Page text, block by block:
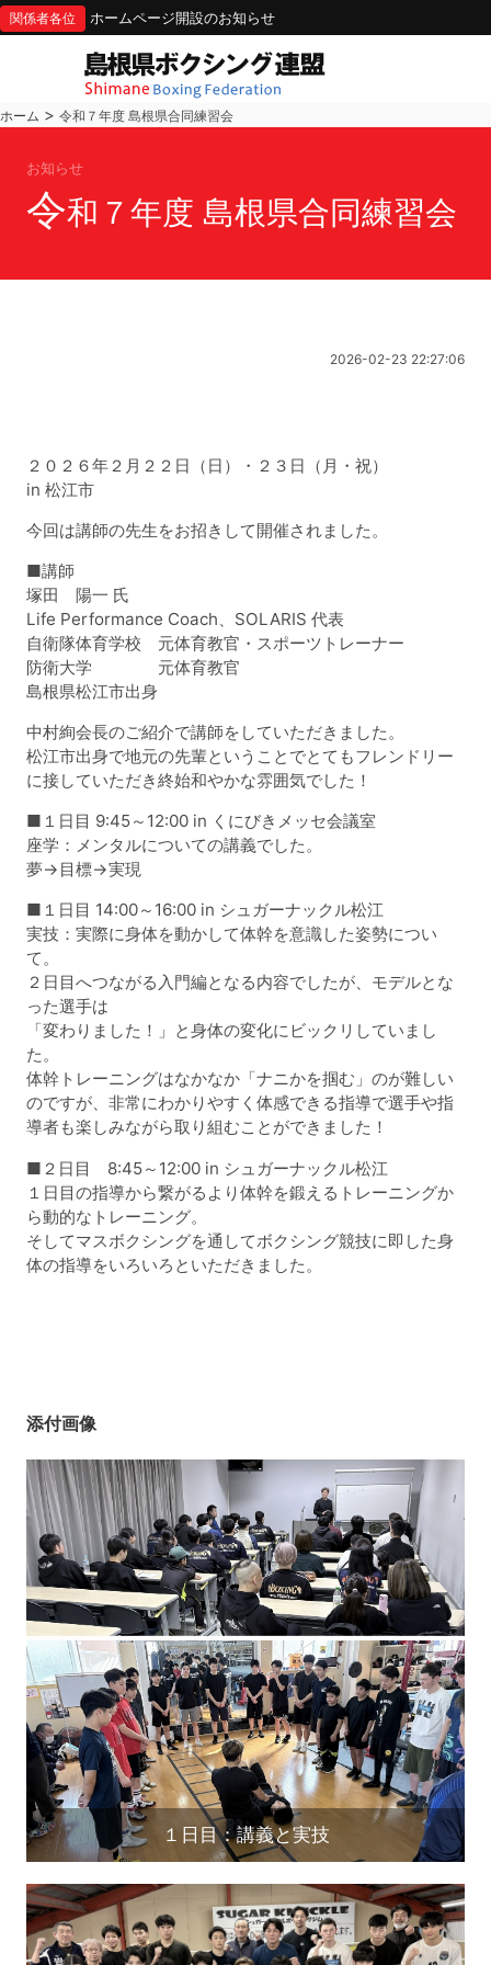
関係者各位 ホームページ開設のお知らせ
ホーム > 令和７年度 島根県合同練習会
お知らせ
令和７年度 島根県合同練習会
2026-02-23 22:27:06
２０２６年２月２２日（日）・２３日（月・祝）
in 松江市
今回は講師の先生をお招きして開催されました。
■講師
塚田 陽一 氏
Life Performance Coach、SOLARIS 代表
自衛隊体育学校 元体育教官・スポーツトレーナー
防衛大学 元体育教官
島根県松江市出身
中村絢会長のご紹介で講師をしていただきました。
松江市出身で地元の先輩ということでとてもフレンドリー
に接していただき終始和やかな雰囲気でした！
■１日目 9:45～12:00 in くにびきメッセ会議室
座学：メンタルについての講義でした。
夢→目標→実現
■１日目 14:00～16:00 in シュガーナックル松江
実技：実際に身体を動かして体幹を意識した姿勢につい
て。
２日目へつながる入門編となる内容でしたが、モデルとな
った選手は
「変わりました！」と身体の変化にビックリしていまし
た。
体幹トレーニングはなかなか「ナニかを掴む」のが難しい
のですが、非常にわかりやすく体感できる指導で選手や指
導者も楽しみながら取り組むことができました！
■２日目 8:45～12:00 in シュガーナックル松江
１日目の指導から繋がるより体幹を鍛えるトレーニングか
ら動的なトレーニング。
そしてマスボクシングを通してボクシング競技に即した身
体の指導をいろいろといただきました。
添付画像
１日目：講義と実技